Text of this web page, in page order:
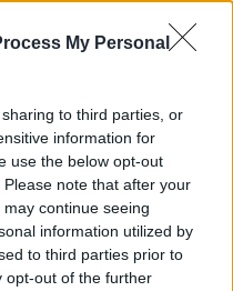
My Personal
to third parties, or
information for
use the below opt-out
note that after your
continue seeing
information utilized by
to third parties prior to
opt-out of the further
august